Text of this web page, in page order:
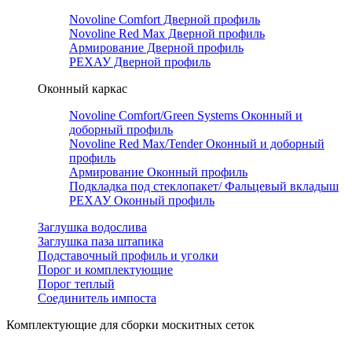
Novoline Comfort Дверной профиль
Novoline Red Мax Дверной профиль
Армирование Дверной профиль
РЕХАУ Дверной профиль
Оконный каркас
Novoline Comfort/Green Systems Оконный и
доборный профиль
Novoline Red Max/Tender Оконный и доборный
профиль
Армирование Оконный профиль
Подкладка под стеклопакет/ Фальцевый вкладыш
РЕХАУ Оконный профиль
Заглушка водослива
Заглушка паза штапика
Подставочный профиль и уголки
Порог и комплектующие
Порог теплый
Соединитель импоста
Комплектующие для сборки москитных сеток